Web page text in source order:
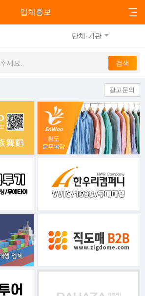
업체홍보
단체·기관
광고문의